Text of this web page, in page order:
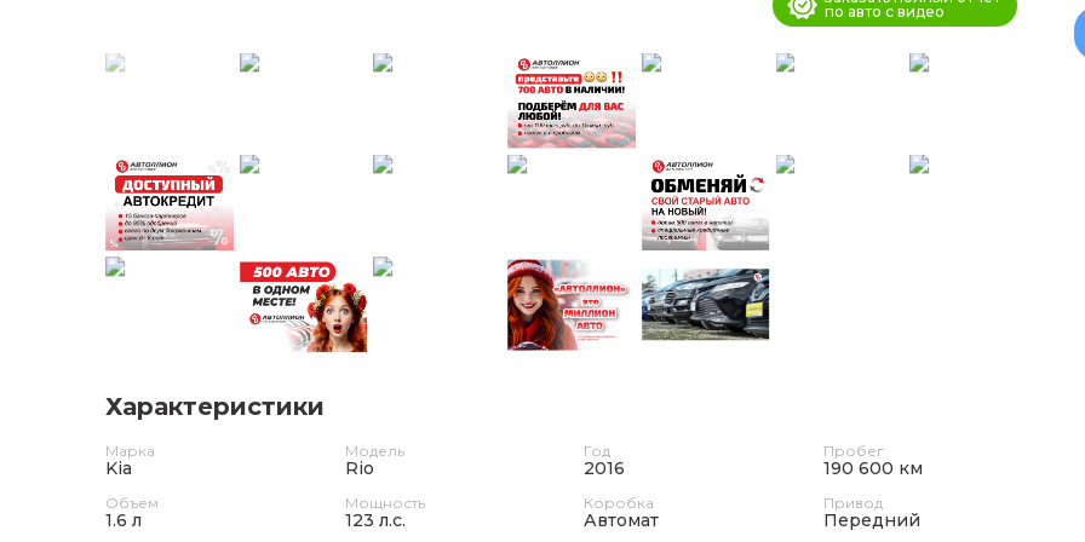
по авто с видео
Характеристики
Марка
Kia
Модель
Rio
Год
2016
Пробег
190 600 км
Объем
1.6 л
Мощность
123 л.с.
Коробка
Автомат
Привод
Передний